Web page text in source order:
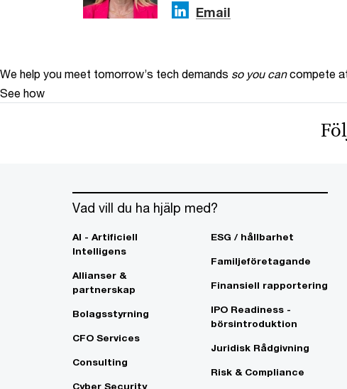
Email
We help you meet tomorrow’s tech demands so you can compete
See how
Vad vill du ha hjälp med?
AI - Artificiell
Intelligens
Allianser &
partnerskap
Bolagsstyrning
CFO Services
Consulting
Cyber Security
ESG / hållbarhet
Familjeföretagande
Finansiell rapportering
IPO Readiness -
börsintroduktion
Juridisk Rådgivning
Risk & Compliance